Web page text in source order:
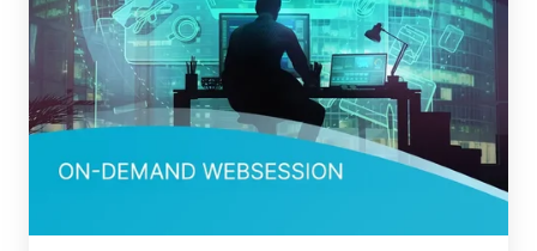
Drucken
mit
Azure
Virtual